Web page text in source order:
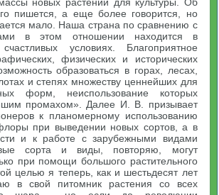
пишется, а еще более говорится, но
мало. Наша страна по сравнению с
в этом отношении находится в
условиях. Благоприятное
физических и исторических
образоваться в горах, лесах,
и степях множеству ценнейших для
форм, неиспользование которых
промахом». Далее И. В. призывает
к планомерному использованию
при выведении новых сортов, а в
и к работе с зарубежными видами
сорта и виды, повторяю, могут
при помощи большого растительного
целью я теперь, как и шестьдесят лет
в свой питомник растения со всех